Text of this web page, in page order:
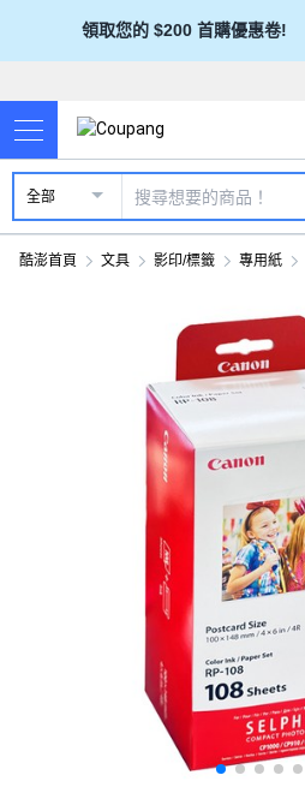
領取您的 $200 首購優惠卷!
全部
酷澎首頁 文具 影印/標籤 專用紙